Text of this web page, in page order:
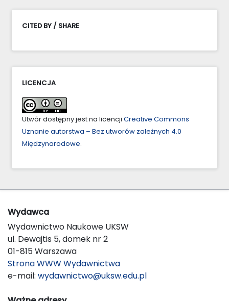
CITED BY / SHARE
LICENCJA
Utwór dostępny jest na licencji Creative Commons
Uznanie autorstwa – Bez utworów zależnych 4.0
Międzynarodowe.
Wydawca
Wydawnictwo Naukowe UKSW
ul. Dewajtis 5, domek nr 2
01-815 Warszawa
Strona WWW Wydawnictwa
e-mail: wydawnictwo@uksw.edu.pl